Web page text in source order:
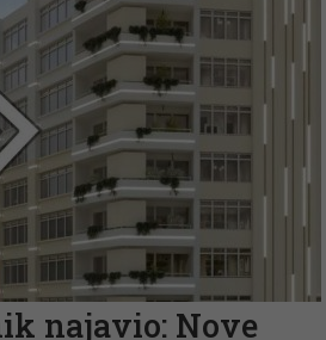
najavio: Nove